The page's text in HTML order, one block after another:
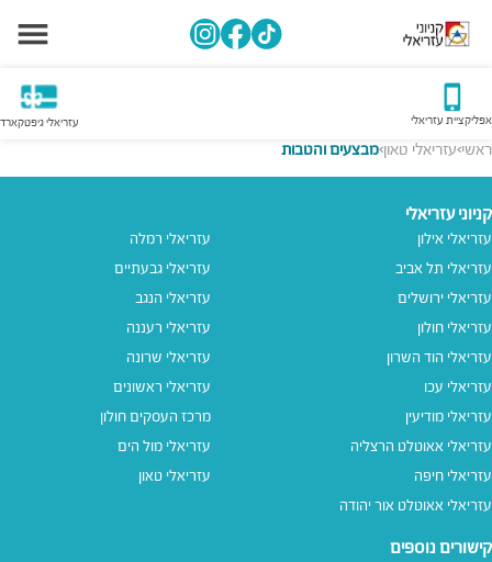
אפליקציית עזריאלי עזריאלי גיפטקארד
ראשי>עזריאלי טאון>מבצעים והטבות
קניוני עזריאלי
עזריאלי אילון
עזריאלי תל אביב
עזריאלי ירושלים
עזריאלי חולון
עזריאלי הוד השרון
עזריאלי עכו
עזריאלי מודיעין
עזריאלי אאוטלט הרצליה
עזריאלי חיפה
עזריאלי אאוטלט אור יהודה
עזריאלי רמלה
עזריאלי גבעתיים
עזריאלי הנגב
עזריאלי רעננה
עזריאלי שרונה
עזריאלי ראשונים
מרכז העסקים חולון
עזריאלי מול הים
עזריאלי טאון
קישורים נוספים